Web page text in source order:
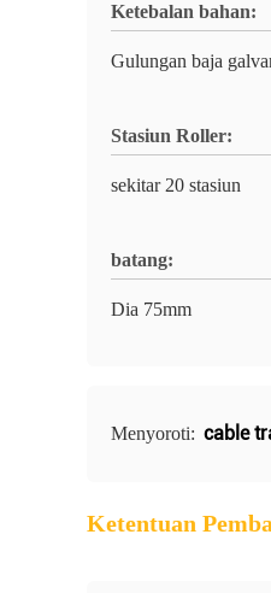
Ketebalan bahan:
Gulungan baja
Stasiun Roller:
sekitar 20 stasiun
batang:
Dia 75mm
Menyoroti: cable
Ketentuan